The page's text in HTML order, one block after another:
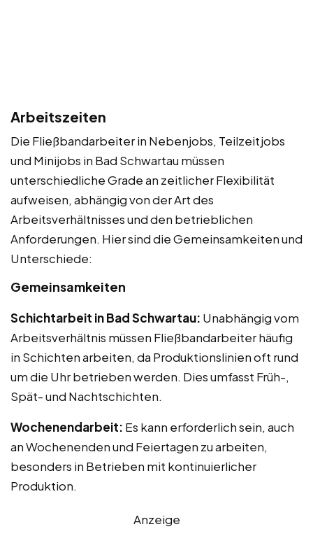
Arbeitszeiten
Die Fließbandarbeiter in Nebenjobs, Teilzeitjobs
und Minijobs in Bad Schwartau müssen
unterschiedliche Grade an zeitlicher Flexibilität
aufweisen, abhängig von der Art des
Arbeitsverhältnisses und den betrieblichen
Anforderungen. Hier sind die Gemeinsamkeiten und
Unterschiede:
Gemeinsamkeiten
Schichtarbeit in Bad Schwartau: Unabhängig vom
Arbeitsverhältnis müssen Fließbandarbeiter häufig
in Schichten arbeiten, da Produktionslinien oft rund
um die Uhr betrieben werden. Dies umfasst Früh-,
Spät- und Nachtschichten.
Wochenendarbeit: Es kann erforderlich sein, auch
an Wochenenden und Feiertagen zu arbeiten,
besonders in Betrieben mit kontinuierlicher
Produktion.
Anzeige